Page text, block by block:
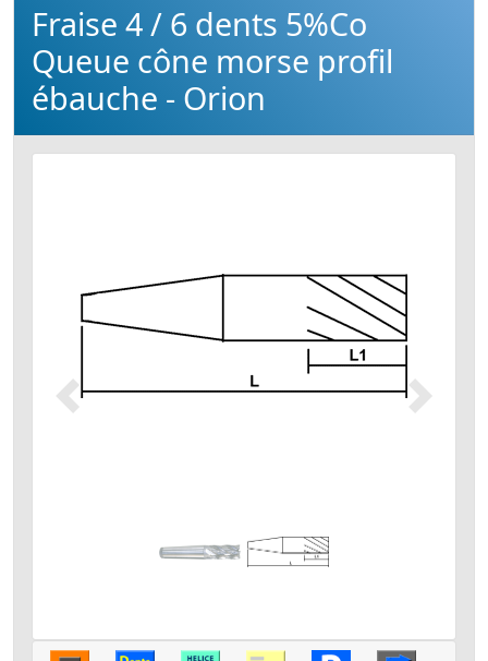
Fraise 4 / 6 dents 5%Co
Queue cône morse profil
ébauche - Orion
Précédent Suivant